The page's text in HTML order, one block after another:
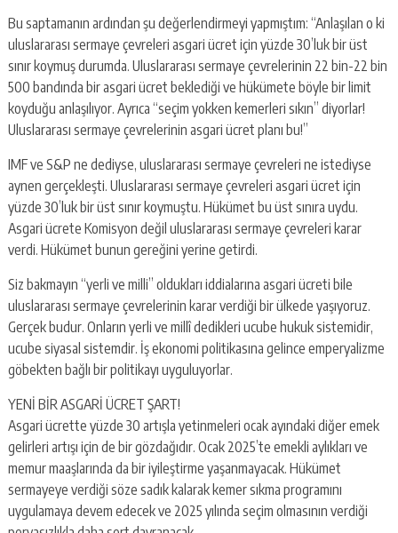
Bu saptamanın ardından şu değerlendirmeyi yapmıştım: “Anlaşılan o ki
uluslararası sermaye çevreleri asgari ücret için yüzde 30’luk bir üst
sınır koymuş durumda. Uluslararası sermaye çevrelerinin 22 bin-22 bin
500 bandında bir asgari ücret beklediği ve hükümete böyle bir limit
koyduğu anlaşılıyor. Ayrıca “seçim yokken kemerleri sıkın” diyorlar!
Uluslararası sermaye çevrelerinin asgari ücret planı bu!”
IMF ve S&P ne dediyse, uluslararası sermaye çevreleri ne istediyse
aynen gerçekleşti. Uluslararası sermaye çevreleri asgari ücret için
yüzde 30’luk bir üst sınır koymuştu. Hükümet bu üst sınıra uydu.
Asgari ücrete Komisyon değil uluslararası sermaye çevreleri karar
verdi. Hükümet bunun gereğini yerine getirdi.
Siz bakmayın “yerli ve milli” oldukları iddialarına asgari ücreti bile
uluslararası sermaye çevrelerinin karar verdiği bir ülkede yaşıyoruz.
Gerçek budur. Onların yerli ve millî dedikleri ucube hukuk sistemidir,
ucube siyasal sistemdir. İş ekonomi politikasına gelince emperyalizme
göbekten bağlı bir politikayı uyguluyorlar.
YENİ BİR ASGARİ ÜCRET ŞART!
Asgari ücrette yüzde 30 artışla yetinmeleri ocak ayındaki diğer emek
gelirleri artışı için de bir gözdağıdır. Ocak 2025’te emekli aylıkları ve
memur maaşlarında da bir iyileştirme yaşanmayacak. Hükümet
sermayeye verdiği söze sadık kalarak kemer sıkma programını
uygulamaya devem edecek ve 2025 yılında seçim olmasının verdiği